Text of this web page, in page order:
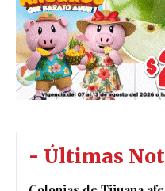
- Últimas